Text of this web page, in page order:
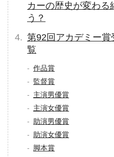
カーの歴史が変わる
う？
第92回アカデミー
覧
作品賞
監督賞
主演男優賞
主演女優賞
助演男優賞
助演女優賞
脚本賞